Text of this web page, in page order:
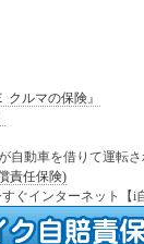
ルマの保険』
自動車を借りて運転
責任保険)
ぐインターネット【i